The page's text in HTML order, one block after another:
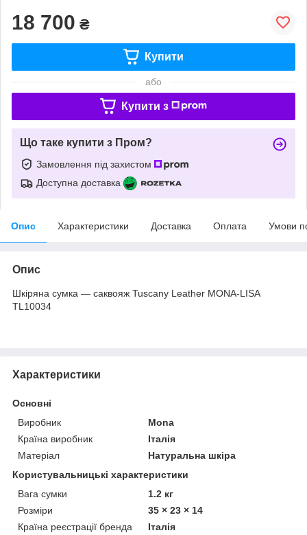
18 700 ₴
Купити
або
Купити з
Що таке купити з Пром?
Замовлення під захистом
Доступна доставка
Опис Характеристики Доставка Оплата Умови
Опис
Шкіряна сумка — саквояж Tuscany Leather MONA-LISA
TL10034
Характеристики
Основні
Виробник
Mona
Країна виробник
Італія
Матеріал
Натуральна шкіра
Користувальницькі характеристики
Вага сумки
1.2 кг
Розміри
35 × 23 × 14
Країна реєстрації бренда
Італія